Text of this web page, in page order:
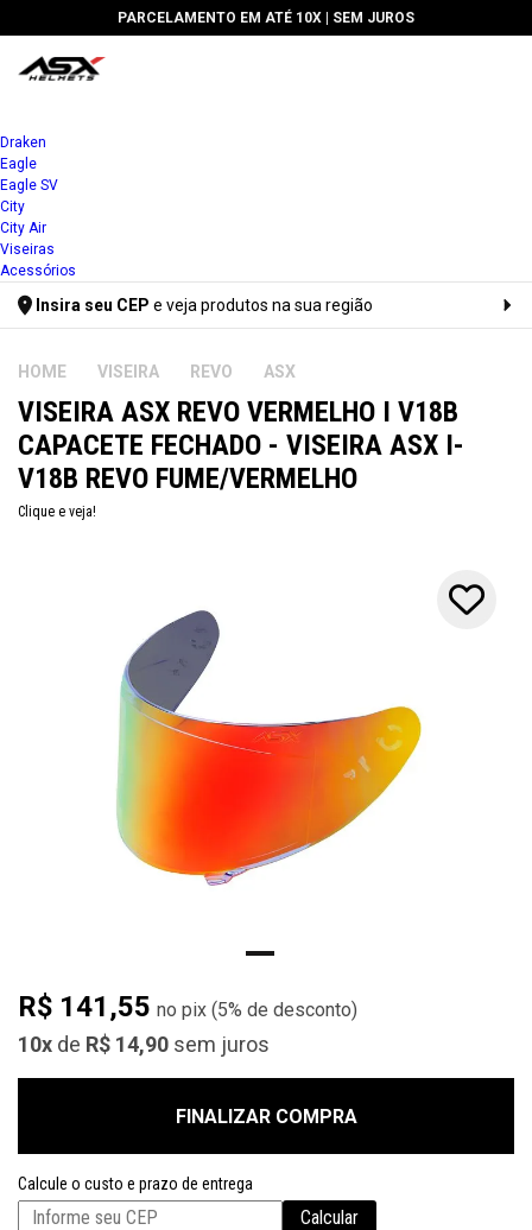
PARCELAMENTO EM ATÉ 10X | SEM JUROS
Draken
Eagle
Eagle SV
City
City Air
Viseiras
Acessórios
Insira seu CEP e veja produtos na sua região
VISEIRA REVO ASX
VISEIRA ASX REVO VERMELHO I V18B
CAPACETE FECHADO - VISEIRA ASX I-
V18B REVO FUME/VERMELHO
Clique e veja!
10x de R$ 14,90 sem juros
R$ 141,55 (5% de desconto)
FINALIZAR COMPRA
Calcule o custo e prazo de entrega
Calcular
2x
3x
4x
5x
6x
7x
8x
9x